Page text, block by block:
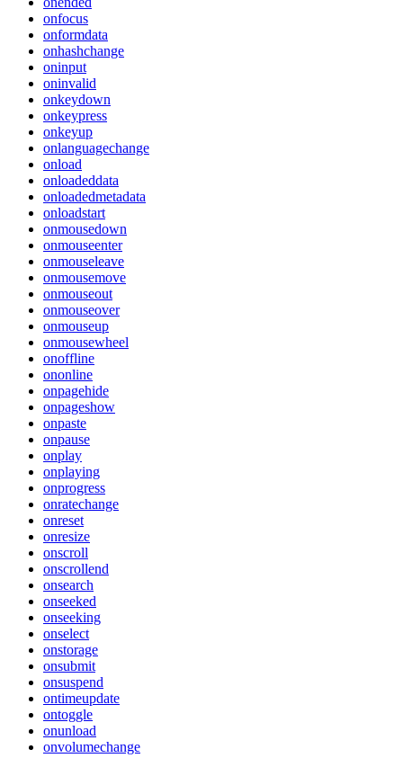
onfocus
onformdata
onhashchange
oninput
oninvalid
onkeydown
onkeypress
onkeyup
onlanguagechange
onload
onloadeddata
onloadedmetadata
onloadstart
onmousedown
onmouseenter
onmouseleave
onmousemove
onmouseout
onmouseover
onmouseup
onmousewheel
onoffline
ononline
onpagehide
onpageshow
onpaste
onpause
onplay
onplaying
onprogress
onratechange
onreset
onresize
onscroll
onscrollend
onsearch
onseeked
onseeking
onselect
onstorage
onsubmit
onsuspend
ontimeupdate
ontoggle
onunload
onvolumechange